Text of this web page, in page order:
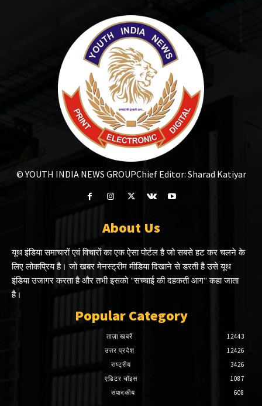
© YOUTH INDIA NEWS GROUPChief Editor: Sharad Katiyar
About Us
यूथ इंडिया समाचारों एवं विचारों का एक ऐसा पोर्टल है जो सबसे हट कर चलने के
लिए लोकप्रिय है। जो खबर मेनस्ट्रीम मीडिया दिखाने से डरती है उसे यूथ
इंडिया उजागर करता है और तभी इसको "सच्चाई की दहकती आग" कहा जाता
है।
Popular Category
ताज़ा खबरें
12443
उत्तर प्रदेश
12426
राष्ट्रीय
3426
एडिटर चॉइस
1087
संपादकीय
608